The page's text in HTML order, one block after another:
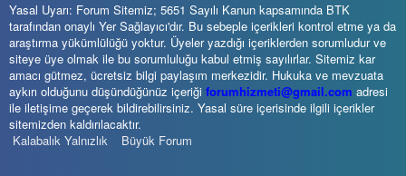
Yasal Uyarı: Forum Sitemiz; 5651 Sayılı Kanun kapsamında BTK
tarafından onaylı Yer Sağlayıcı'dır. Bu sebeple içerikleri kontrol etme ya da
araştırma yükümlülüğü yoktur. Üyeler yazdığı içeriklerden sorumludur ve
siteye üye olmak ile bu sorumluluğu kabul etmiş sayılırlar. Sitemiz kar
amacı gütmez, ücretsiz bilgi paylaşım merkezidir. Hukuka ve mevzuata
aykırı olduğunu düşündüğünüz içeriği forumhizmeti@gmail.com adresi
ile iletişime geçerek bildirebilirsiniz. Yasal süre içerisinde ilgili içerikler
sitemizden kaldırılacaktır.
Kalabalık Yalnızlık
Büyük Forum